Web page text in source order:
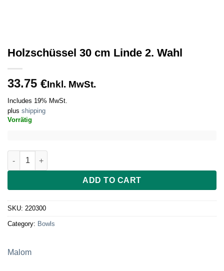
Holzschüssel 30 cm Linde 2. Wahl
33.75 €Inkl. MwSt.
Includes 19% MwSt.
plus shipping
Vorrätig
Holzschüssel 30 cm Linde 2. Wahl quantity
ADD TO CART
SKU: 220300
Category: Bowls
Malom